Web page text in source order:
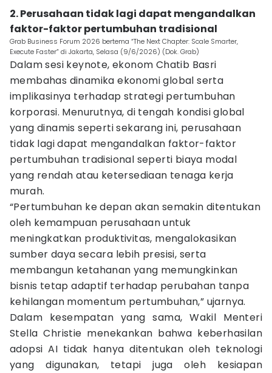
2. Perusahaan tidak lagi dapat mengandalkan
faktor-faktor pertumbuhan tradisional
Grab Business Forum 2026 bertema “The Next Chapter: Scale Smarter,
Execute Faster” di Jakarta, Selasa (9/6/2026) (Dok. Grab)
Dalam sesi keynote, ekonom Chatib Basri
membahas dinamika ekonomi global serta
implikasinya terhadap strategi pertumbuhan
korporasi. Menurutnya, di tengah kondisi global
yang dinamis seperti sekarang ini, perusahaan
tidak lagi dapat mengandalkan faktor-faktor
pertumbuhan tradisional seperti biaya modal
yang rendah atau ketersediaan tenaga kerja
murah.
“Pertumbuhan ke depan akan semakin ditentukan
oleh kemampuan perusahaan untuk
meningkatkan produktivitas, mengalokasikan
sumber daya secara lebih presisi, serta
membangun ketahanan yang memungkinkan
bisnis tetap adaptif terhadap perubahan tanpa
kehilangan momentum pertumbuhan,” ujarnya.
Dalam kesempatan yang sama, Wakil Menteri
Stella Christie menekankan bahwa keberhasilan
adopsi AI tidak hanya ditentukan oleh teknologi
yang digunakan, tetapi juga oleh kesiapan